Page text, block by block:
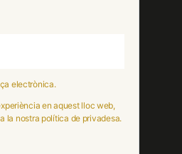
electrònica.
en aquest lloc web,
la nostra política de privadesa.